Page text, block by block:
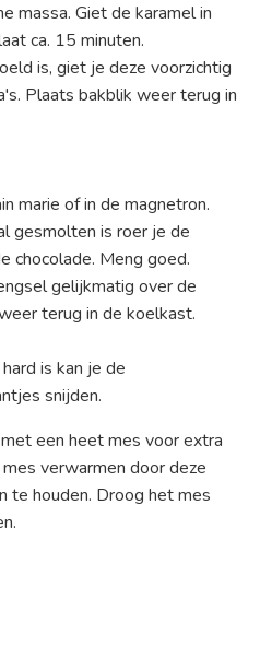
massa. Giet de karamel in
ca. 15 minuten.
is, giet je deze voorzichtig
Plaats bakblik weer terug in
marie of in de magnetron.
gesmolten is roer je de
chocolade. Meng goed.
gelijkmatig over de
terug in de koelkast.
is kan je de
snijden.
een heet mes voor extra
verwarmen door deze
te houden. Droog het mes